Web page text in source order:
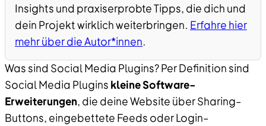
Insights und praxiserprobte Tipps, die dich und
dein Projekt wirklich weiterbringen. Erfahre hier
mehr über die Autor*innen.
Was sind Social Media Plugins? Per Definition sind
Social Media Plugins kleine Software–
Erweiterungen, die deine Website über Sharing–
Buttons, eingebettete Feeds oder Login–